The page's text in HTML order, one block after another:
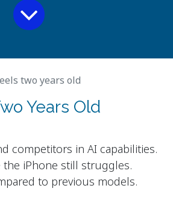
two years old
Years Old
competitors in AI capabilities.
the iPhone still struggles.
to previous models.